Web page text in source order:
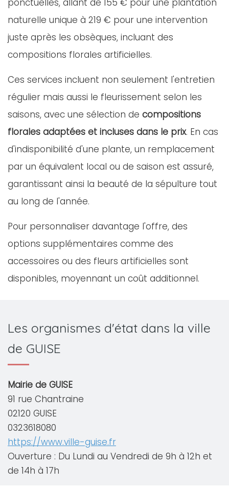
ponctuelles, allant de 155 € pour une plantation
naturelle unique à 219 € pour une intervention
juste après les obsèques, incluant des
compositions florales artificielles.
Ces services incluent non seulement l'entretien
régulier mais aussi le fleurissement selon les
saisons, avec une sélection de compositions
florales adaptées et incluses dans le prix. En cas
d'indisponibilité d'une plante, un remplacement
par un équivalent local ou de saison est assuré,
garantissant ainsi la beauté de la sépulture tout
au long de l'année.
Pour personnaliser davantage l'offre, des
options supplémentaires comme des
accessoires ou des fleurs artificielles sont
disponibles, moyennant un coût additionnel.
Les organismes d'état dans la ville
de GUISE
Mairie de GUISE
91 rue Chantraine
02120 GUISE
0323618080
https://www.ville-guise.fr
Ouverture : Du Lundi au Vendredi de 9h à 12h et
de 14h à 17h